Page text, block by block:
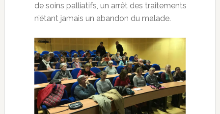
de soins palliatifs, un arrêt des traitements
n’étant jamais un abandon du malade.